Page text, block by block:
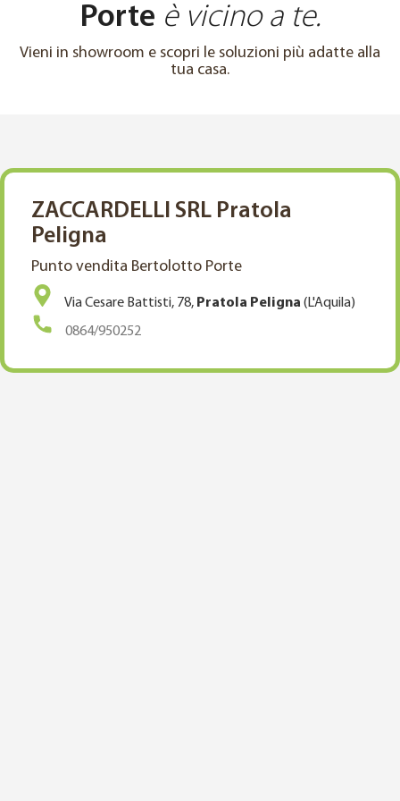
Porte è vicino a te.
Vieni in showroom e scopri le soluzioni più adatte alla
tua casa.
ZACCARDELLI SRL Pratola
Peligna
Punto vendita Bertolotto Porte
Via Cesare Battisti, 78, Pratola Peligna (L'Aquila)
0864/950252